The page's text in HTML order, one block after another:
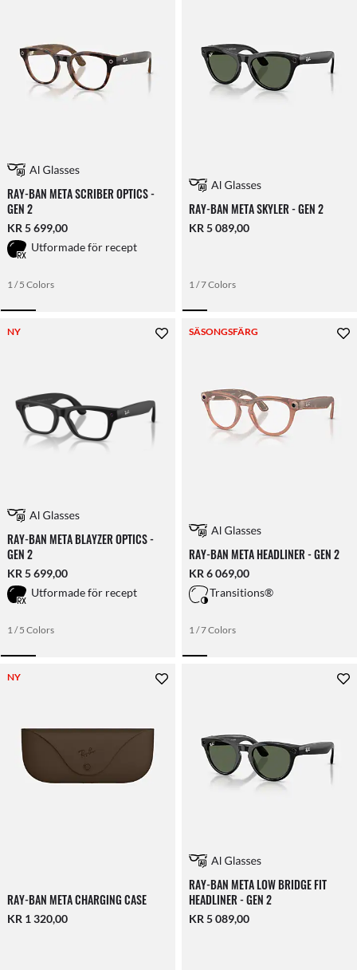
RAY-BAN META SCRIBER OPTICS -
GEN 2
KR 5 699,00
Utformade för recept
1 / 5 Colors
RAY-BAN META SKYLER - GEN 2
KR 5 089,00
1 / 7 Colors
NY
RAY-BAN META BLAYZER OPTICS -
GEN 2
KR 5 699,00
Utformade för recept
1 / 5 Colors
SÄSONGSFÄRG
RAY-BAN META HEADLINER - GEN 2
KR 6 069,00
Transitions®
1 / 7 Colors
NY
RAY-BAN META CHARGING CASE
KR 1 320,00
RAY-BAN META LOW BRIDGE FIT
HEADLINER - GEN 2
KR 5 089,00